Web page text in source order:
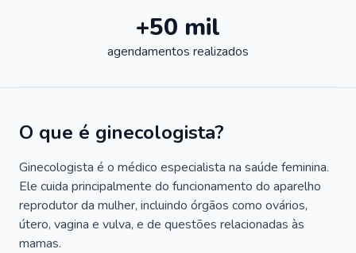
+50 mil
agendamentos realizados
O que é ginecologista?
Ginecologista é o médico especialista na saúde feminina.
Ele cuida principalmente do funcionamento do aparelho
reprodutor da mulher, incluindo órgãos como ovários,
útero, vagina e vulva, e de questões relacionadas às
mamas.